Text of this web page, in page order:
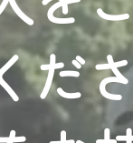
だ
やＰＣブラウ
ビスエリア20
日からはご加
TV』を利用